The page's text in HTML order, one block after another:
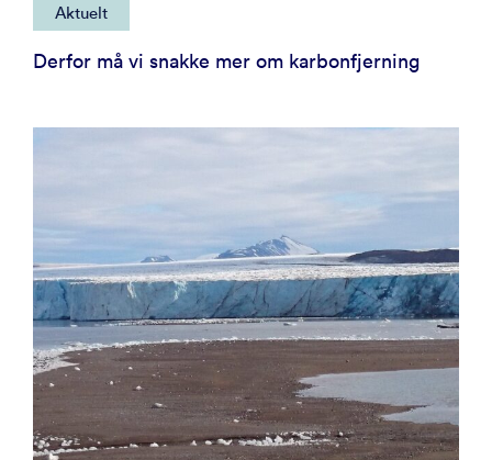
Aktuelt
Derfor må vi snakke mer om karbonfjerning